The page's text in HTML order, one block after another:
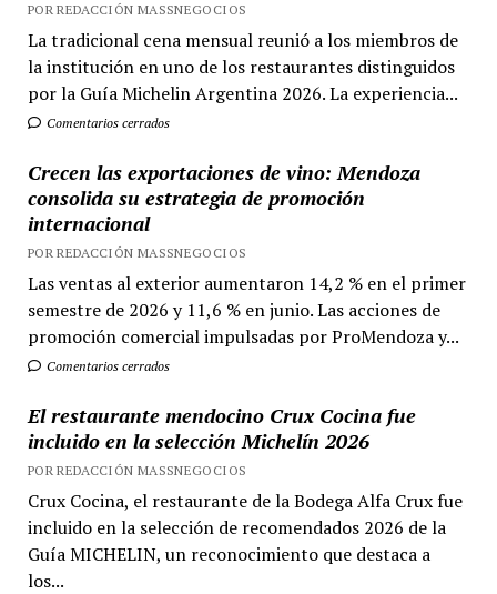
POR REDACCIÓN MASSNEGOCIOS
La tradicional cena mensual reunió a los miembros de
la institución en uno de los restaurantes distinguidos
por la Guía Michelin Argentina 2026. La experiencia...
Comentarios cerrados
Crecen las exportaciones de vino: Mendoza
consolida su estrategia de promoción
internacional
POR REDACCIÓN MASSNEGOCIOS
Las ventas al exterior aumentaron 14,2 % en el primer
semestre de 2026 y 11,6 % en junio. Las acciones de
promoción comercial impulsadas por ProMendoza y...
Comentarios cerrados
El restaurante mendocino Crux Cocina fue
incluido en la selección Michelín 2026
POR REDACCIÓN MASSNEGOCIOS
Crux Cocina, el restaurante de la Bodega Alfa Crux fue
incluido en la selección de recomendados 2026 de la
Guía MICHELIN, un reconocimiento que destaca a
los...